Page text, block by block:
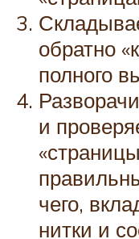
обратно
полного
и
чего,
нитки и